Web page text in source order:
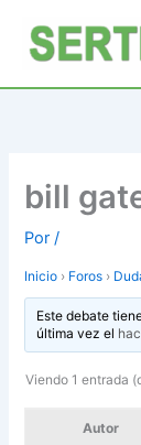
contenido
bill
Por/
Inicio › Foros ›
Este debate
última vez el
Viendo 1 entrada
Autor